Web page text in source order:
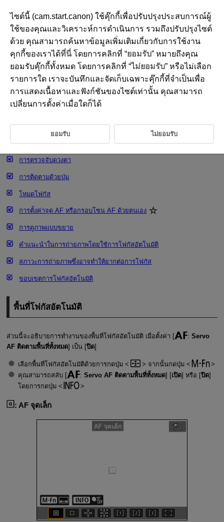
D388-133
การเลือกพื้นที่โฟกัสอัตโนมัติ
พื้นที่โฟกัสอัตโนมัติ
การเลือกพื้นที่โฟกัสอัตโนมัติ
Servo AF ติดตามพื้นที่ทั้งหมด
เป้าหมายที่ตรวจจับ
การตรวจจับดวงตา
การติดตามด้วยปุ่ม
โหมดโฟกัส
การตั้งค่าจุด AF หรือกรอบโซน AF ด้วยตนเอง
การดูภาพแบบขยาย
คำแนะนำในการถ่ายภาพโดยใช้การโฟกัสอัตโนมัติ
สภาวะการถ่ายภาพซึ่งอาจทำให้ยากต่อการโฟกัส
ขอบเขตการโฟกัสอัตโนมัติ
พื้นที่โฟกัสอัตโนมัติ
ส่วนนี้จะอธิบายการทำงานของพื้นที่โฟกัสอัตโนมัติ เมื่อตั้งค่า [ : Servo
AF ติดตามพื้นที่ทั้งหมด] เป็น [ปิด]
เลือกพื้นที่โฟกัสอัตโนมัติด้วยการกดปุ่ม
จากนั้นกดปุ่ม
คุณสามารถสลับ [
: Servo AF ติดตามพื้นที่ทั้งหมด] [เปิด] หรือ [ปิด]
โดยการกดปุ่ม
: AF จุดเล็ก
ไซต์นี้ (cam.start.canon) ใช้คุ๊กกี้เพื่อปรับปรุงประสบการณ์ผู้
ใช้ของคุณและวิเคราะห์การดำเนินการ รวมถึงปรับปรุงไซต์
ด้วย คุณสามารถค้นหาข้อมูลเพิ่มเติมเกี่ยวกับการใช้งาน
คุกกี้ของเราได้ที่นี่โดยการคลิกที่ “ยอมรับ” หมายถึงคุณ
ยอมรับคุ๊กกี้ทั้งหมด โดยการคลิกที่ “ไม่ยอมรับ” หรือไม่เลือก
รายการใด เราจะบันทึกและจัดเก็บเฉพาะคุ๊กกี้ที่จำเป็นเพื่อ
การแสดงเนื้อหาและฟังก์ชันของไซต์เท่านั้น คุณสามารถ
เปลี่ยนการตั้งค่าเมื่อใดก็ได้
ยอมรับ ไม่ยอมรับ